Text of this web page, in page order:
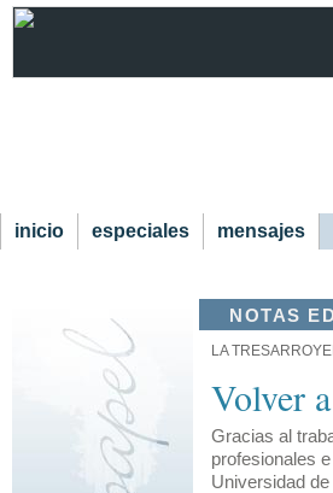
inicio especiales mensajes
NOTAS
LA
Volver
Gracias al
profesionales
Universidad